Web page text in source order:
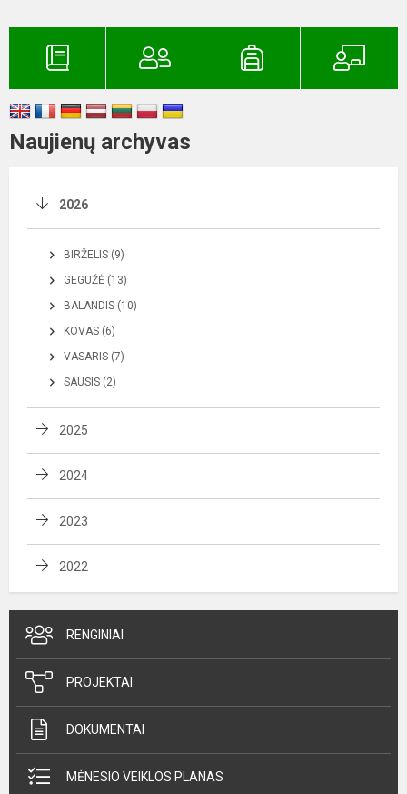
Naujienų archyvas
2026
BIRŽELIS (9)
GEGUŽĖ (13)
BALANDIS (10)
KOVAS (6)
VASARIS (7)
SAUSIS (2)
2025
2024
2023
2022
RENGINIAI
PROJEKTAI
DOKUMENTAI
MĖNESIO VEIKLOS PLANAS